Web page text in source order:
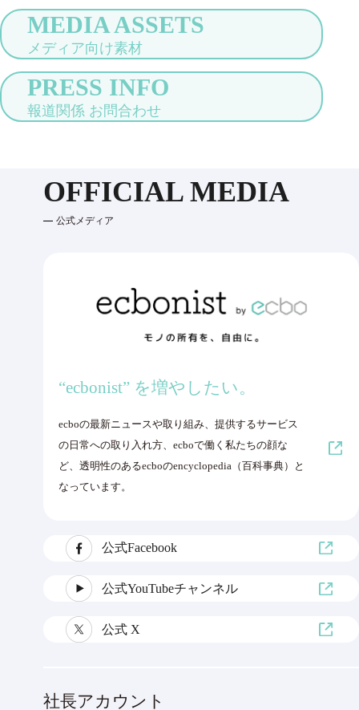
MEDIA ASSETS
メディア向け素材
PRESS INFO
報道関係 お問合わせ
OFFICIAL MEDIA
公式メディア
“ecbonist” を増やしたい。
ecboの最新ニュースや取り組み、提供するサービス
の日常への取り入れ方、ecboで働く私たちの顔な
ど、透明性のあるecboのencyclopedia（百科事典）と
なっています。
公式Facebook
公式YouTubeチャンネル
公式 X
社長アカウント